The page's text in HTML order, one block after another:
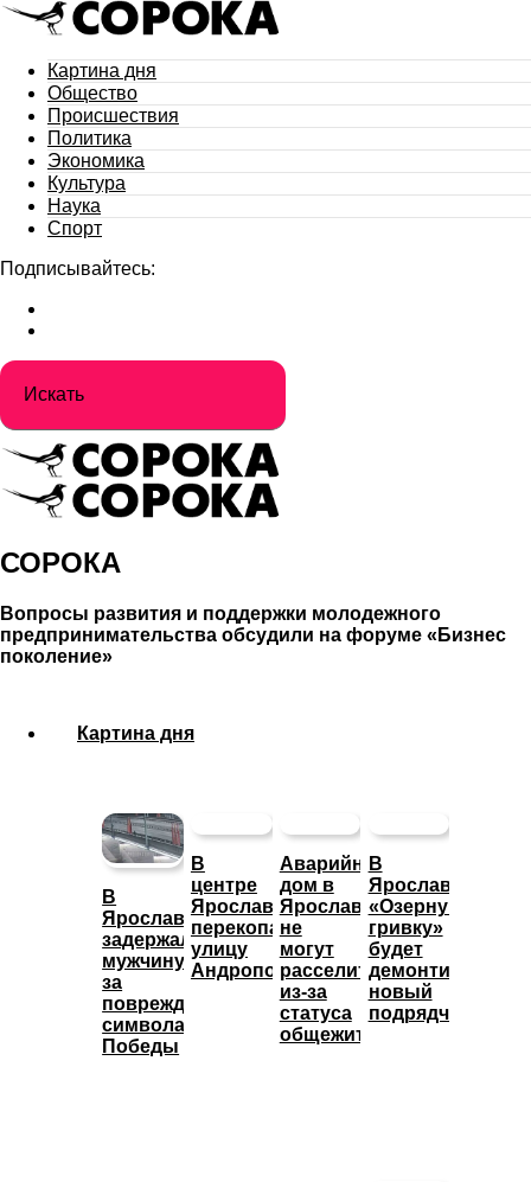
Картина дня
Общество
Происшествия
Политика
Экономика
Культура
Наука
Спорт
Подписывайтесь:
СОРОКА
​Вопросы развития и поддержки молодежного
предпринимательства обсудили на форуме «Бизнес
поколение»
Картина дня
В
Ярославле
задержали
мужчину
за
повреждение
символа
Победы
В
центре
Ярославля
перекопали
улицу
Андропова
Аварийный
дом в
Ярославле
не
могут
расселить
из-за
статуса
общежития
В
Ярославле
«Озерную
гривку»
будет
демонтировать
новый
подрядчик